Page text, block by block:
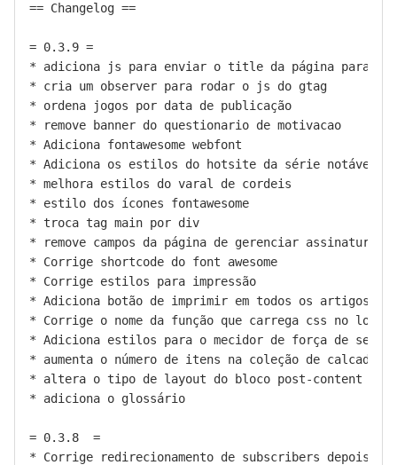
== Changelog ==
= 0.3.9 =
* adiciona js para enviar o title da página para o
* cria um observer para rodar o js do gtag
* ordena jogos por data de publicação
* remove banner do questionario de motivacao
* Adiciona fontawesome webfont
* Adiciona os estilos do hotsite da série notáveis
* melhora estilos do varal de cordeis
* estilo dos ícones fontawesome
* troca tag main por div
* remove campos da página de gerenciar assinaturas
* Corrige shortcode do font awesome
* Corrige estilos para impressão
* Adiciona botão de imprimir em todos os artigos
* Corrige o nome da função que carrega css no login
* Adiciona estilos para o mecidor de força de
* aumenta o número de itens na coleção de calcadada
* altera o tipo de layout do bloco post-content nos
* adiciona o glossário
= 0.3.8  =
* Corrige redirecionamento de subscribers depois